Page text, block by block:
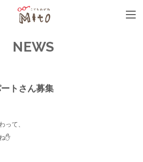
NEWS
ートさん募集
って、
✋